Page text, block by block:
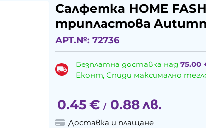
Салфетка HOME
трипластова Autumn
АРТ.№: 72736
Безплатна доставка над75.00
Еконт, Спиди максимално тегло
0.45€ / 0.88лв.
Доставка и плащане